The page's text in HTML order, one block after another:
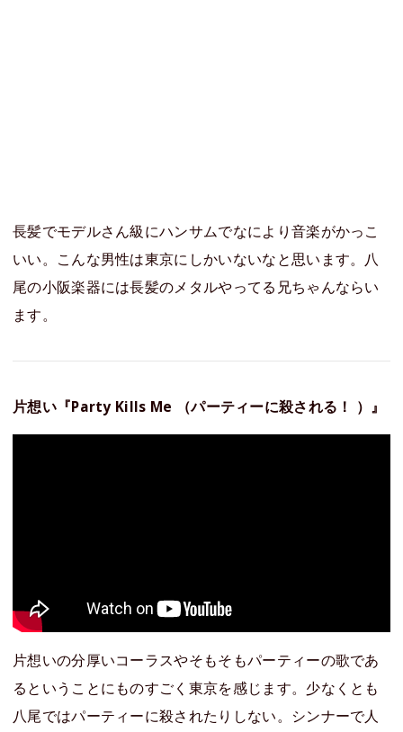
長髪でモデルさん級にハンサムでなにより音楽がかっこ
いい。こんな男性は東京にしかいないなと思います。八
尾の小阪楽器には長髪のメタルやってる兄ちゃんならい
ます。
片想い『Party Kills Me （パーティーに殺される！ ）』
片想いの分厚いコーラスやそもそもパーティーの歌であ
るということにものすごく東京を感じます。少なくとも
八尾ではパーティーに殺されたりしない。シンナーで人